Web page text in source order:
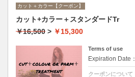
カット＋カラー【クーポン】
カット+カラー＋スタンダードTr
￥16,500 > ￥15,300
Terms of use
Expiration Date：
クーポンについて